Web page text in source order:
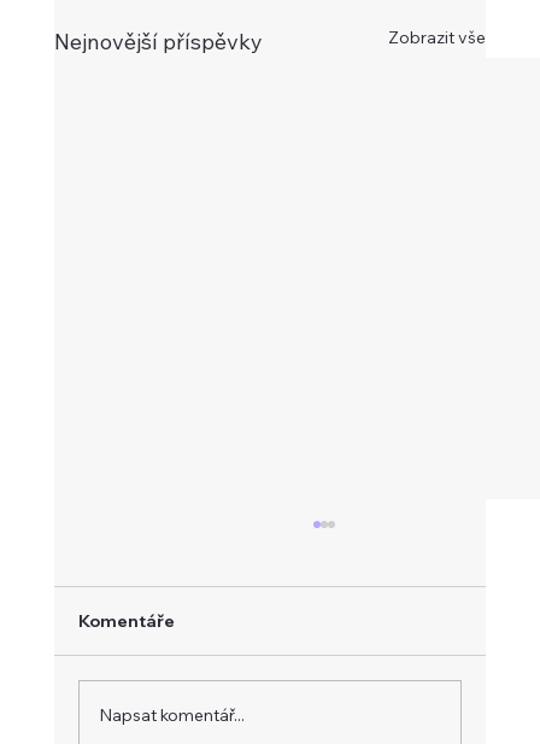
Nejnovější příspěvky Zobrazit vše
Komentáře
Napsat komentář...